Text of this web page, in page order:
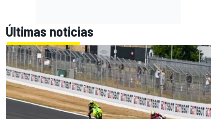
Últimas noticias